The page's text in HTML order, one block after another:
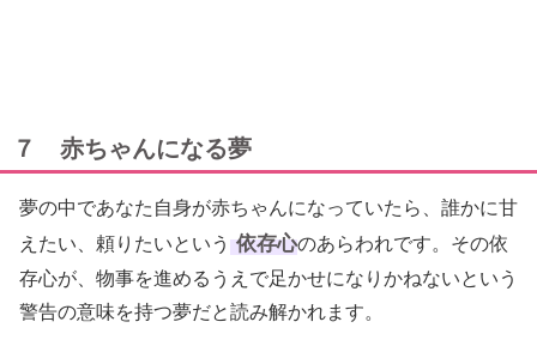
７ 赤ちゃんになる夢
夢の中であなた自身が赤ちゃんになっていたら、誰かに甘
えたい、頼りたいという 依存心のあらわれです。その依
存心が、物事を進めるうえで足かせになりかねないという
警告の意味を持つ夢だと読み解かれます。